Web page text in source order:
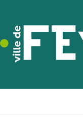
navigation
principale
contenu
principal
pied
de
page